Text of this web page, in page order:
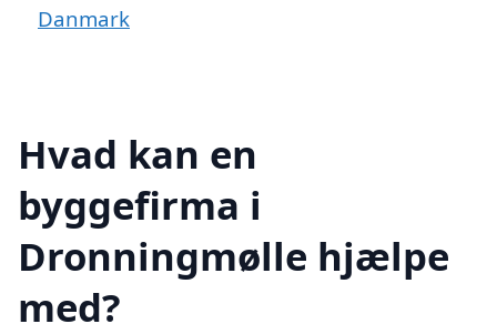
Danmark
Hvad kan en
byggefirma i
Dronningmølle hjælpe
med?